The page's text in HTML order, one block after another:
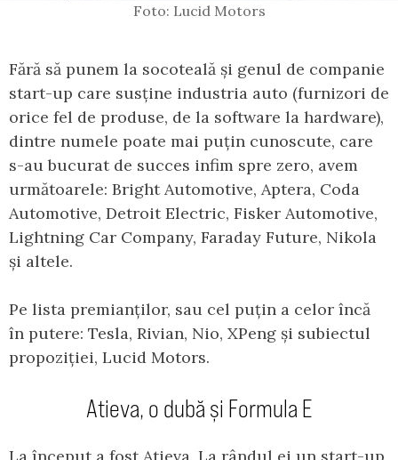
Foto: Lucid Motors
Fără să punem la socoteală și genul de companie
start-up care susține industria auto (furnizori de
orice fel de produse, de la software la hardware),
dintre numele poate mai puțin cunoscute, care
s-au bucurat de succes infim spre zero, avem
următoarele: Bright Automotive, Aptera, Coda
Automotive, Detroit Electric, Fisker Automotive,
Lightning Car Company, Faraday Future, Nikola
și altele.
Pe lista premianților, sau cel puțin a celor încă
în putere: Tesla, Rivian, Nio, XPeng și subiectul
propoziției, Lucid Motors.
Atieva, o dubă și Formula E
La început a fost Atieva. La rândul ei un start-up,